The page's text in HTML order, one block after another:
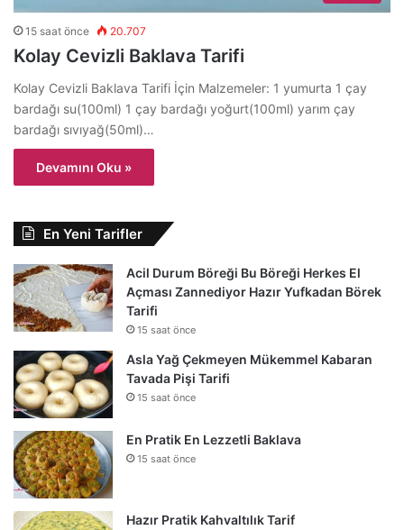
15 saat önce 20.707
Kolay Cevizli Baklava Tarifi
Kolay Cevizli Baklava Tarifi İçin Malzemeler: 1 yumurta 1 çay
bardağı su(100ml) 1 çay bardağı yoğurt(100ml) yarım çay
bardağı sıvıyağ(50ml)…
Devamını Oku »
En Yeni Tarifler
Acil Durum Böreği Bu Böreği Herkes El
Açması Zannediyor Hazır Yufkadan Börek
Tarifi
15 saat önce
Asla Yağ Çekmeyen Mükemmel Kabaran
Tavada Pişi Tarifi
15 saat önce
En Pratik En Lezzetli Baklava
15 saat önce
Hazır Pratik Kahvaltılık Tarif